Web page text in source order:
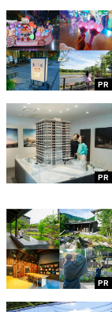
PR
PR
PR